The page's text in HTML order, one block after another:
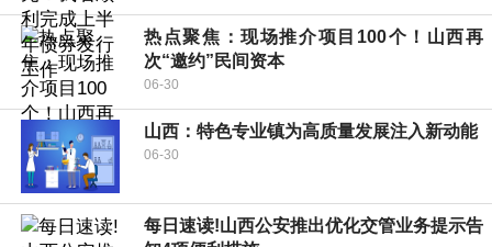
热点聚焦：现场推介项目100个！山西再
次“邀约”民间资本
06-30
山西：特色专业镇为高质量发展注入新动能
06-30
每日速读!山西公安推出优化交管业务提示告